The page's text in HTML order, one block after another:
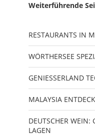
Weiterführende
RESTAURANTS IN
WÖRTHERSEE
GENIESSERLAND
MALAYSIA
DEUTSCHER WEIN:
LAGEN